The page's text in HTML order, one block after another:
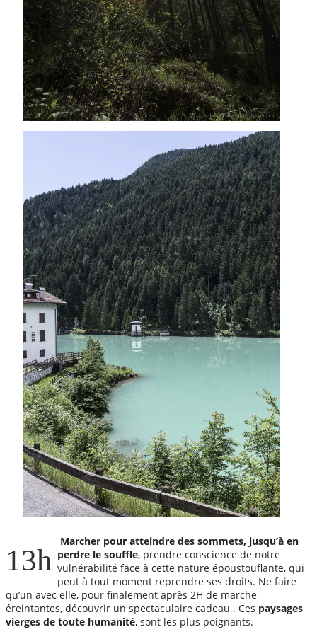
13h
Marcher pour atteindre des sommets, jusqu’à en
perdre le souffle, prendre conscience de notre
vulnérabilité face à cette nature époustouflante, qui
peut à tout moment reprendre ses droits. Ne faire
qu’un avec elle, pour finalement après 2H de marche
éreintantes, découvrir un spectaculaire cadeau . Ces paysages
vierges de toute humanité, sont les plus poignants.